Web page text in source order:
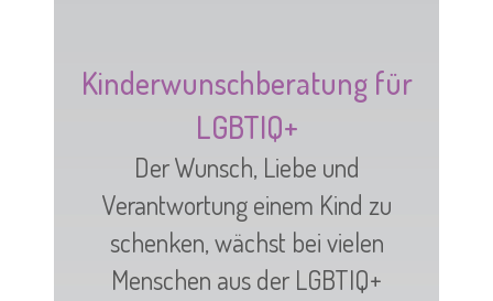
Kinderwunschberatung für
LGBTIQ+
Der Wunsch, Liebe und
Verantwortung einem Kind zu
schenken, wächst bei vielen
Menschen aus der LGBTIQ+